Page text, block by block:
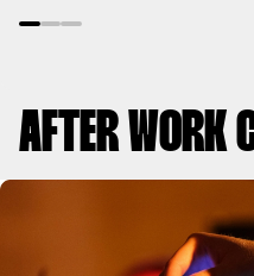
AFTER WORK